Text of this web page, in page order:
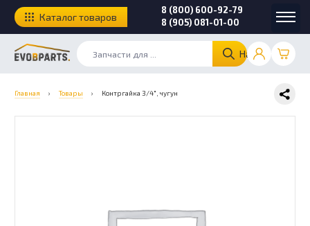
Найти
8 (800) 600-92-79
8 (905) 081-01-00
Каталог товаров
Главная › Товары › Контргайка 3/4″, чугун